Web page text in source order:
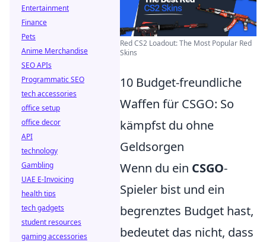
Red CS2 Loadout: The Most Popular Red
Skins
10 Budget-freundliche
Waffen für CSGO: So
kämpfst du ohne
Geldsorgen
Wenn du ein CSGO-
Spieler bist und ein
begrenztes Budget hast,
bedeutet das nicht, dass
Entertainment
Finance
Pets
Anime Merchandise
SEO APIs
Programmatic SEO
tech accessories
office setup
office decor
API
technology
Gambling
UAE E-Invoicing
health tips
tech gadgets
student resources
gaming accessories